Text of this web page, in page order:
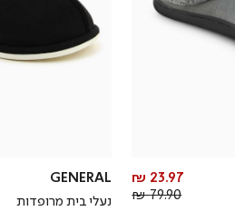
מחיר
מוצר
23.97 ₪
מחיר
79.90 ₪
GENERAL
נעלי בית מרופדות